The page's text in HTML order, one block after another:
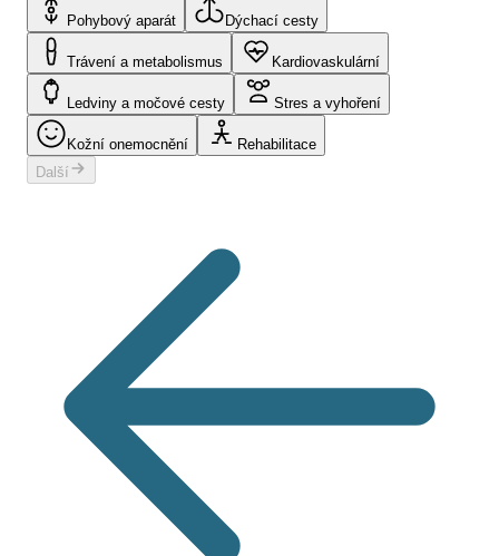
Pohybový aparát Dýchací cesty
Trávení a metabolismus Kardiovaskulární
Ledviny a močové cesty Stres a vyhoření
Kožní onemocnění
Rehabilitace
Další